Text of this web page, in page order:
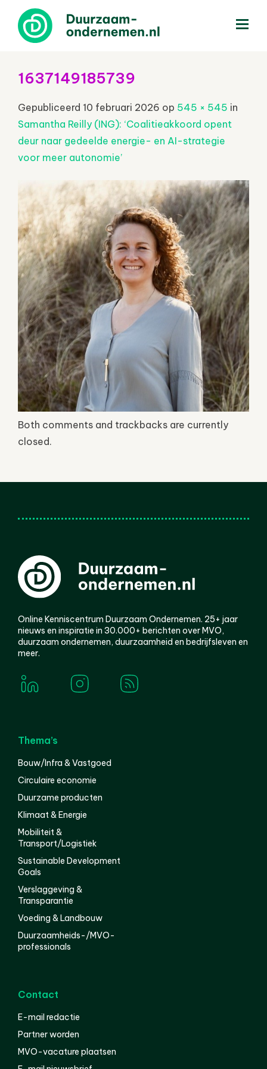
1637149185739
Gepubliceerd 10 februari 2026 op 545 × 545 in
Samantha Reilly (ING): ‘Coalitieakkoord opent
deur naar gedeelde energie- en AI-strategie
voor meer autonomie’
Both comments and trackbacks are currently
closed.
Online Kenniscentrum Duurzaam Ondernemen. 25+ jaar
nieuws en inspiratie in 30.000+ berichten over MVO,
duurzaam ondernemen, duurzaamheid en bedrijfsleven en
meer.
Thema’s
Bouw/Infra & Vastgoed
Circulaire economie
Duurzame producten
Klimaat & Energie
Mobiliteit &
Transport/Logistiek
Sustainable Development
Goals
Verslaggeving &
Transparantie
Voeding & Landbouw
Duurzaamheids-/MVO-
professionals
Contact
E-mail redactie
Partner worden
MVO-vacature plaatsen